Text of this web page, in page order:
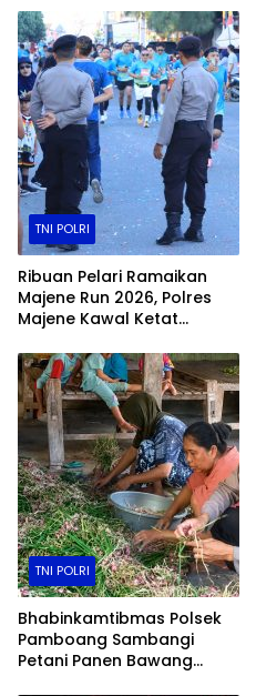
TNI POLRI
Ribuan Pelari Ramaikan
Majene Run 2026, Polres
Majene Kawal Ketat
TNI POLRI
Bhabinkamtibmas Polsek
Pamboang Sambangi
Petani Panen Bawang